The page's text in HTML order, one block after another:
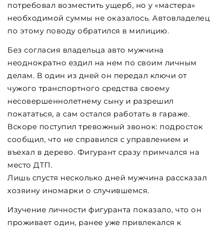
потребовал возместить ущерб, но у «мастера»
необходимой суммы не оказалось. Автовладелец
по этому поводу обратился в милицию.
Без согласия владельца авто мужчина
неоднократно ездил на нем по своим личным
делам. В один из дней он передал ключи от
чужого транспортного средства своему
несовершеннолетнему сыну и разрешил
покататься, а сам остался работать в гараже.
Вскоре поступил тревожный звонок: подросток
сообщил, что не справился с управлением и
въехал в дерево. Фигурант сразу примчался на
место ДТП.
Лишь спустя несколько дней мужчина рассказал
хозяину иномарки о случившемся.
Изучение личности фигуранта показало, что он
проживает один, ранее уже привлекался к